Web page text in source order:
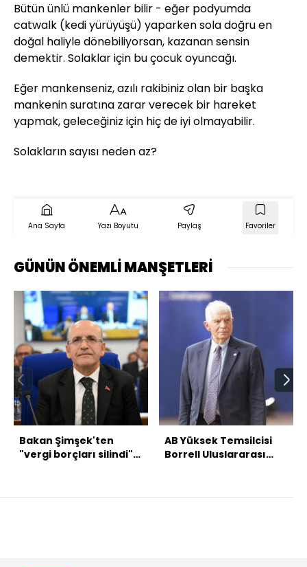
Bütün ünlü mankenler bilir - eğer podyumda
catwalk (kedi yürüyüşü) yaparken sola doğru en
doğal haliyle dönebiliyorsan, kazanan sensin
demektir. Solaklar için bu çocuk oyuncağı.
Eğer mankenseniz, azılı rakibiniz olan bir başka
mankenin suratına zarar verecek bir hareket
yapmak, geleceğiniz için hiç de iyi olmayabilir.
Solakların sayısı neden az?
Ana Sayfa Yazı Boyutu Paylaş Favoriler
GÜNÜN ÖNEMLİ MANŞETLERİ
Bakan Şimşek'ten
"vergi borçları silindi"
AB Yüksek Temsilcisi
Borrell Uluslararası